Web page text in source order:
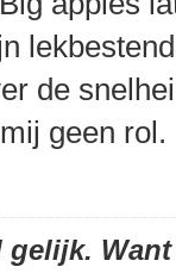
de
geen
gelijk.